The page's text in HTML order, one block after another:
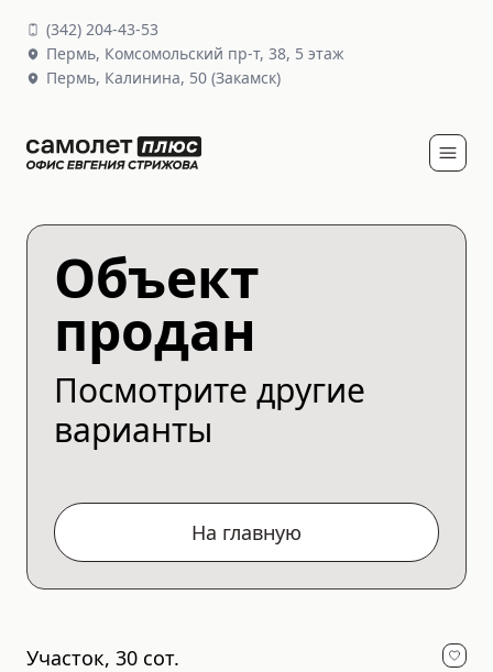
(342) 204-43-53
Пермь, Комсомольский пр-т, 38, 5 этаж
Пермь, Калинина, 50 (Закамск)
Объект
продан
Посмотрите другие
варианты
На главную
Участок, 30 сот.